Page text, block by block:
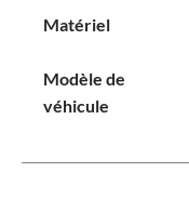
Matériel
Modèle de
véhicule